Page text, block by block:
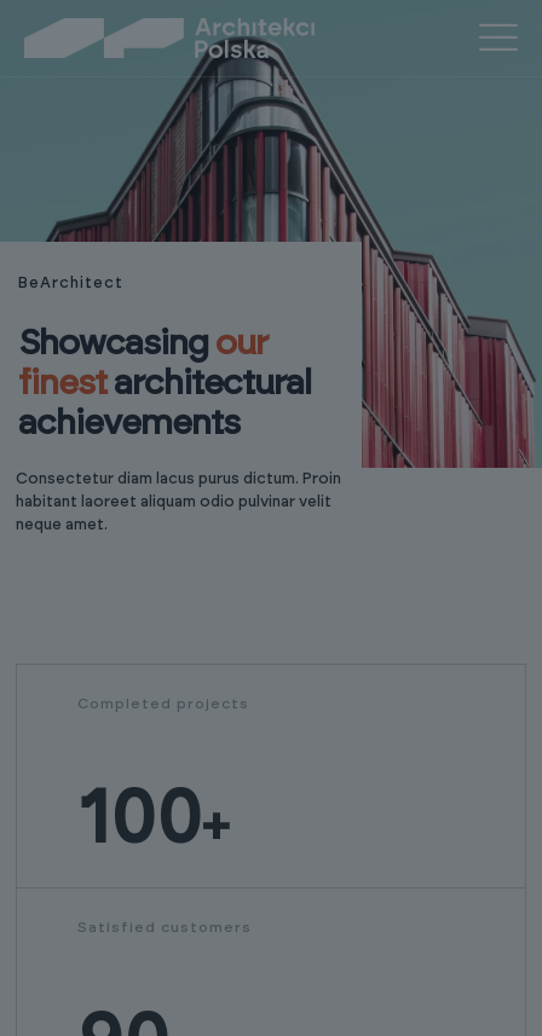
BeArchitect
Showcasing our
finestarchitectural
achievements
Consectetur diam lacus purus dictum. Proin
habitant laoreet aliquam odio pulvinar velit
neque amet.
Completed projects
100+
Satisfied customers